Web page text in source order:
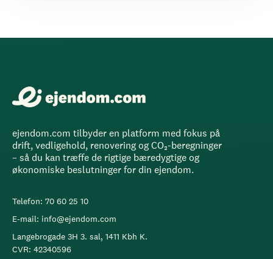
ejendom.com tilbyder en platform med fokus på
drift, vedligehold, renovering og CO₂-beregninger
– så du kan træffe de rigtige bæredygtige og
økonomiske beslutninger for din ejendom.
Telefon: 70 60 25 10
E-mail: info@ejendom.com
Langebrogade 3H 3. sal, 1411 Kbh K.
CVR: 42340596